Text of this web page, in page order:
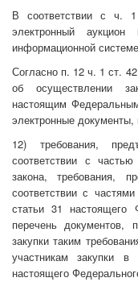
В соответствии с ч.
электронный
информационной
Согласно п. 12 ч. 1 ст.
об осуществлении
настоящим
электронные
12) требования,
соответствии с
закона, требования,
соответствии с
статьи 31 настоящего
перечень документов,
закупки таким
участникам закупки
настоящего